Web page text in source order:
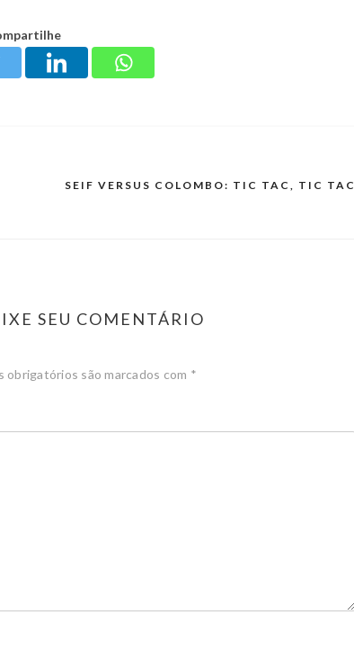
SEIF VERSUS COLOMBO: TIC TAC, TIC TAC
SEU COMENTÁRIO
obrigatórios são marcados com *